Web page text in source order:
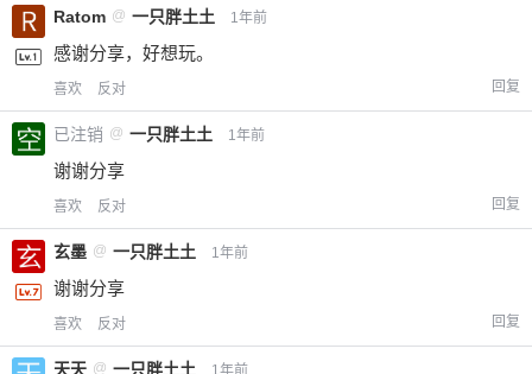
Ratom @ 一只胖土土 1年前
感谢分享，好想玩。
喜欢 反对 回复
已注销 @ 一只胖土土 1年前
谢谢分享
喜欢 反对 回复
玄墨 @ 一只胖土土 1年前
谢谢分享
喜欢 反对 回复
天天 @ 一只胖土土 1年前